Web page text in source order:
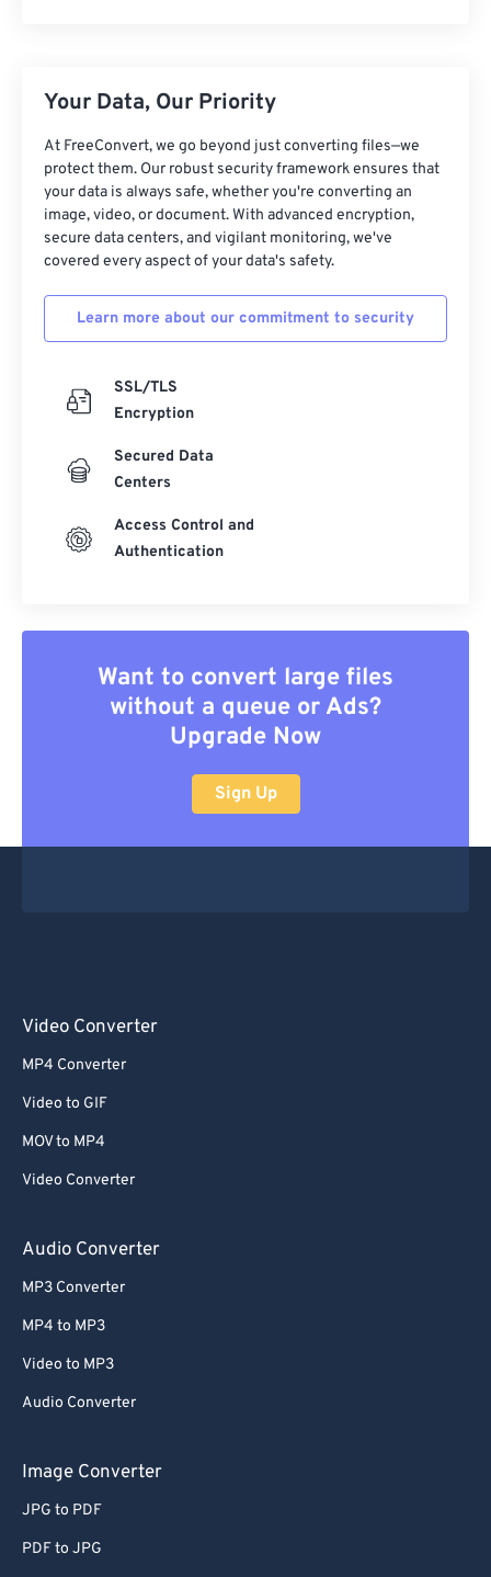
Your Data, Our Priority
At FreeConvert, we go beyond just converting files—we
protect them. Our robust security framework ensures that
your data is always safe, whether you're converting an
image, video, or document. With advanced encryption,
secure data centers, and vigilant monitoring, we've
covered every aspect of your data's safety.
Learn more about our commitment to security
SSL/TLS
Encryption
Secured Data
Centers
Access Control and
Authentication
Want to convert large files
without a queue or Ads?
Upgrade Now
Sign Up
Video Converter
MP4 Converter
Video to GIF
MOV to MP4
Video Converter
Audio Converter
MP3 Converter
MP4 to MP3
Video to MP3
Audio Converter
Image Converter
JPG to PDF
PDF to JPG